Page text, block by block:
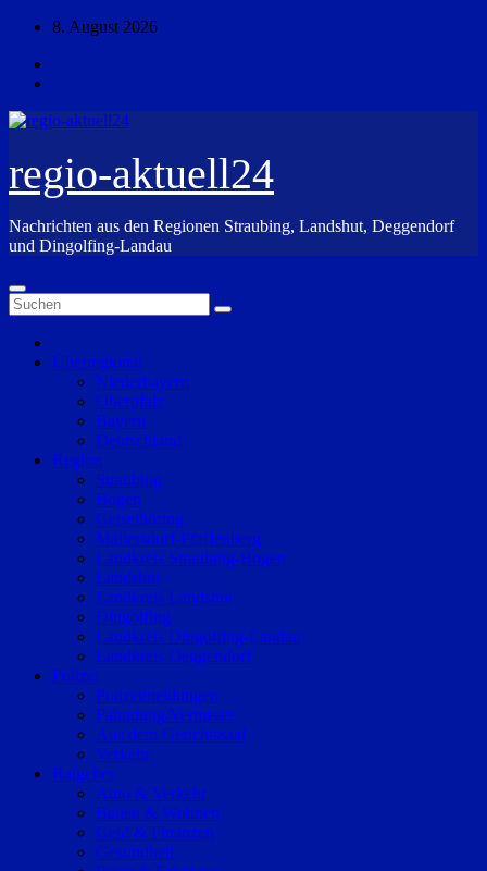
Zum
springen
8. August 2026
regio-aktuell24
Nachrichten aus den Regionen Straubing, Landshut, Deggendorf
und Dingolfing-Landau
Überregional
Niederbayern
Oberpfalz
Bayern
Deutschland
Region
Straubing
Bogen
Geiselhöring
Mallersdorf-Pfaffenberg
Landkreis Straubing-Bogen
Landshut
Landkreis Landshut
Dingolfing
Landkreis Dingolfing-Landau
Landkreis Deggendorf
Polizei
Polizeimeldungen
Fahndung/Vermisste
Aus dem Gerichtssaal
Verkehr
Ratgeber
Auto & Verkehr
Bauen & Wohnen
Geld & Finanzen
Gesundheit